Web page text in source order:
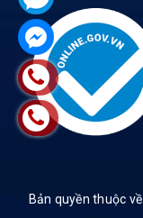
Bản quyền thuộc về